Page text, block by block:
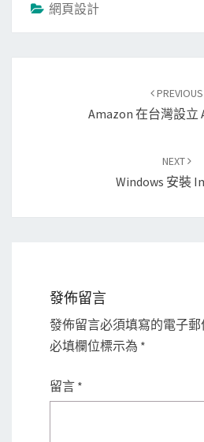
網頁設計
PREVIOUS
Amazon 在台灣設立
NEXT
Windows 安裝
發佈留言
發佈留言必須填寫的電子郵
必填欄位標示為 *
留言 *